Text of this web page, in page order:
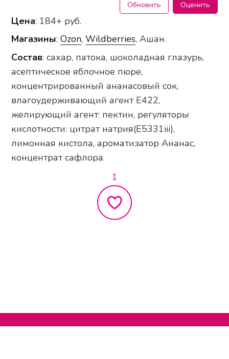
Обновить Оценить
Цена: 184+ руб.
Магазины:Ozon,Wildberries, Ашан.
Состав: сахар, патока, шоколадная глазурь,
асептическое яблочное пюре,
концентрированный ананасовый сок,
влагоудерживающий агент Е422,
желирующий агент: пектин, регуляторы
кислотности: цитрат натрия(Е5331iii),
лимонная кистола, ароматизатор Ананас,
концентрат сафлора.
1